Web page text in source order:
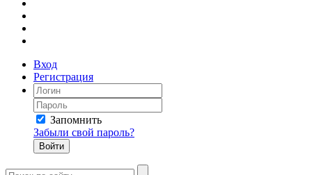
Вход
Регистрация
Запомнить
Забыли свой пароль?